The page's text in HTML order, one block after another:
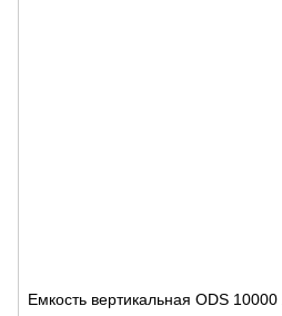
Емкость вертикальная ODS